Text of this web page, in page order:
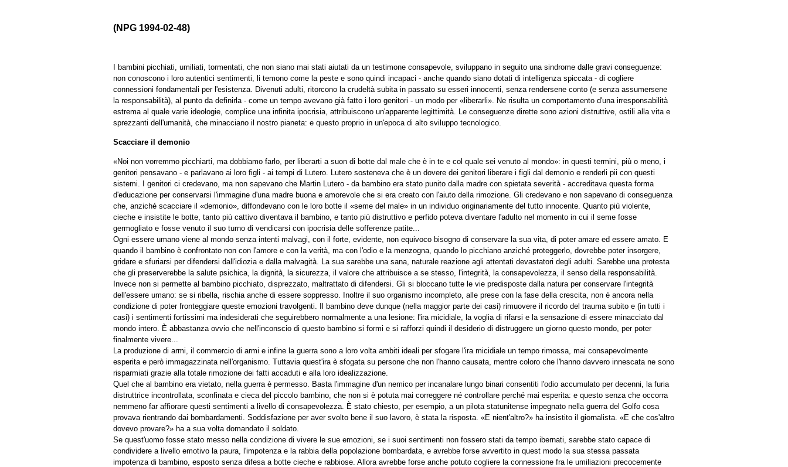
(NPG 1994-02-48)
I bambini picchiati, umiliati, tormentati, che non siano mai stati aiutati da un testimone consapevole, sviluppano in seguito una sindrome dalle gravi conseguenze:
non conoscono i loro autentici sentimenti, li temono come la peste e sono quindi incapaci - anche quando siano dotati di intelligenza spiccata - di cogliere
connessioni fondamentali per l'esistenza. Divenuti adulti, ritorcono la crudeltà subita in passato su esseri innocenti, senza rendersene conto (e senza assumersene
la responsabilità), al punto da definirla - come un tempo avevano già fatto i loro genitori - un modo per «liberarli». Ne risulta un comportamento d'una irresponsabilità
estrema al quale varie ideologie, complice una infinita ipocrisia, attribuiscono un'apparente legittimità. Le conseguenze dirette sono azioni distruttive, ostili alla vita e
sprezzanti dell'umanità, che minacciano il nostro pianeta: e questo proprio in un'epoca di alto sviluppo tecnologico.
Scacciare il demonio
«Noi non vorremmo picchiarti, ma dobbiamo farlo, per liberarti a suon di botte dal male che è in te e col quale sei venuto al mondo»: in questi termini, più o meno, i
genitori pensavano - e parlavano ai loro figli - ai tempi di Lutero. Lutero sosteneva che è un dovere dei genitori liberare i figli dal demonio e renderli pii con questi
sistemi. I genitori ci credevano, ma non sapevano che Martin Lutero - da bambino era stato punito dalla madre con spietata severità - accreditava questa forma
d'educazione per conservarsi l'immagine d'una madre buona e amorevole che si era creato con l'aiuto della rimozione. Gli credevano e non sapevano di conseguenza
che, anziché scacciare il «demonio», diffondevano con le loro botte il «seme del male» in un individuo originariamente del tutto innocente. Quanto più violente,
cieche e insistite le botte, tanto più cattivo diventava il bambino, e tanto più distruttivo e perfido poteva diventare l'adulto nel momento in cui il seme fosse
germogliato e fosse venuto il suo turno di vendicarsi con ipocrisia delle sofferenze patite...
Ogni essere umano viene al mondo senza intenti malvagi, con il forte, evidente, non equivoco bisogno di conservare la sua vita, di poter amare ed essere amato. E
quando il bambino è confrontato non con l'amore e con la verità, ma con l'odio e la menzogna, quando lo picchiano anziché proteggerlo, dovrebbe poter insorgere,
gridare e sfuriarsi per difendersi dall'idiozia e dalla malvagità. La sua sarebbe una sana, naturale reazione agli attentati devastatori degli adulti. Sarebbe una protesta
che gli preserverebbe la salute psichica, la dignità, la sicurezza, il valore che attribuisce a se stesso, l'integrità, la consapevolezza, il senso della responsabilità.
Invece non si permette al bambino picchiato, disprezzato, maltrattato di difendersi. Gli si bloccano tutte le vie predisposte dalla natura per conservare l'integrità
dell'essere umano: se si ribella, rischia anche di essere soppresso. Inoltre il suo organismo incompleto, alle prese con la fase della crescita, non è ancora nella
condizione di poter fronteggiare queste emozioni travolgenti. Il bambino deve dunque (nella maggior parte dei casi) rimuovere il ricordo del trauma subito e (in tutti i
casi) i sentimenti fortissimi ma indesiderati che seguirebbero normalmente a una lesione: l'ira micidiale, la voglia di rifarsi e la sensazione di essere minacciato dal
mondo intero. È abbastanza ovvio che nell'inconscio di questo bambino si formi e si rafforzi quindi il desiderio di distruggere un giorno questo mondo, per poter
finalmente vivere...
La produzione di armi, il commercio di armi e infine la guerra sono a loro volta ambiti ideali per sfogare l'ira micidiale un tempo rimossa, mai consapevolmente
esperita e però immagazzinata nell'organismo. Tuttavia quest'ira è sfogata su persone che non l'hanno causata, mentre coloro che l'hanno davvero innescata ne sono
risparmiati grazie alla totale rimozione dei fatti accaduti e alla loro idealizzazione.
Quel che al bambino era vietato, nella guerra è permesso. Basta l'immagine d'un nemico per incanalare lungo binari consentiti l'odio accumulato per decenni, la furia
distruttrice incontrollata, sconfinata e cieca del piccolo bambino, che non si è potuta mai correggere né controllare perché mai esperita: e questo senza che occorra
nemmeno far affiorare questi sentimenti a livello di consapevolezza. È stato chiesto, per esempio, a un pilota statunitense impegnato nella guerra del Golfo cosa
provava rientrando dai bombardamenti. Soddisfazione per aver svolto bene il suo lavoro, è stata la risposta. «E nient'altro?» ha insistito il giornalista. «E che cos'altro
dovevo provare?» ha a sua volta domandato il soldato.
Se quest'uomo fosse stato messo nella condizione di vivere le sue emozioni, se i suoi sentimenti non fossero stati da tempo ibernati, sarebbe stato capace di
condividere a livello emotivo la paura, l'impotenza e la rabbia della popolazione bombardata, e avrebbe forse avvertito in quest modo la sua stessa passata
impotenza di bambino, esposto senza difesa a botte cieche e rabbiose. Allora avrebbe forse anche potuto cogliere la connessione fra le umiliazioni precocemente